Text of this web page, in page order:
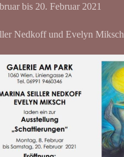
bis 20. Februar 2021
Nedkoff und Evelyn Miksch